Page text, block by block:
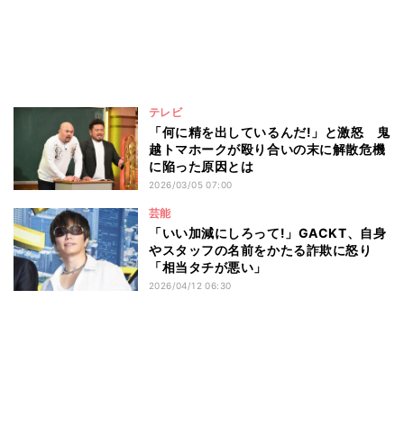
テレビ
「何に精を出しているんだ!」と激怒 鬼
越トマホークが殴り合いの末に解散危機
に陥った原因とは
2026/03/05 07:00
芸能
「いい加減にしろって!」GACKT、自身
やスタッフの名前をかたる詐欺に怒り
「相当タチが悪い」
2026/04/12 06:30